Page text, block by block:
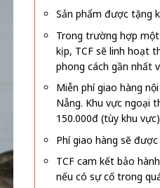
Sản phẩm được tặng
Trong trường hợp
kịp, TCF sẽ linh hoạt
phong cách gần nhất
Miễn phí giao hàng
Nẵng. Khu vực ngoại
150.000đ (tùy khu
Phí giao hàng sẽ
TCF cam kết bảo
nếu có sự cố trong